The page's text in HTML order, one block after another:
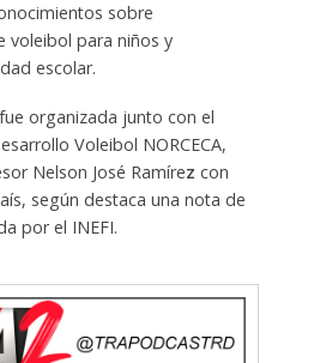
sobre
voleibol para niños y
escolar.
organizada junto con el
Voleibol NORCECA,
Nelson José Ramírez con
según destaca una nota de
por el INEFI.